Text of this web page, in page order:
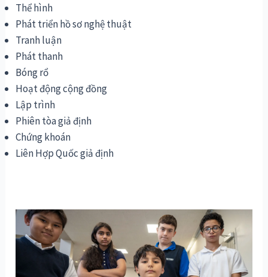
Thể hình
Phát triển hồ sơ nghệ thuật
Tranh luận
Phát thanh
Bóng rổ
Hoạt động cộng đồng
Lập trình
Phiên tòa giả định
Chứng khoán
Liên Hợp Quốc giả định